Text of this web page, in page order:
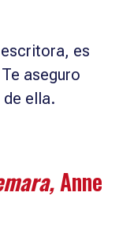
es
aseguro
ella.
Anne